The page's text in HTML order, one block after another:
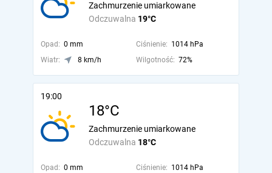
Odczuwalna 19°C
Zachmurzenie umiarkowane
Opad: 0 mm Ciśnienie: 1014 hPa
Wiatr:
8 km/h Wilgotność: 72%
19:00
18°C
Odczuwalna 18°C
Zachmurzenie umiarkowane
Opad: 0 mm Ciśnienie: 1014 hPa